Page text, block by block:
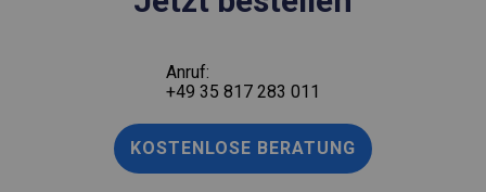
Anruf:
+49 35 817 283 011
KOSTENLOSE BERATUNG